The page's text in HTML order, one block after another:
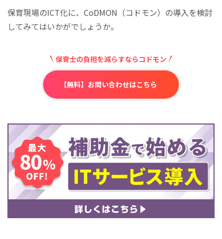
​​​​​​​保育現場のICT化に、CoDMON（コドモン）の導入を検討
してみてはいかがでしょうか。
保育士の負担を減らすならコドモン
【無料】お問い合わせはこちら